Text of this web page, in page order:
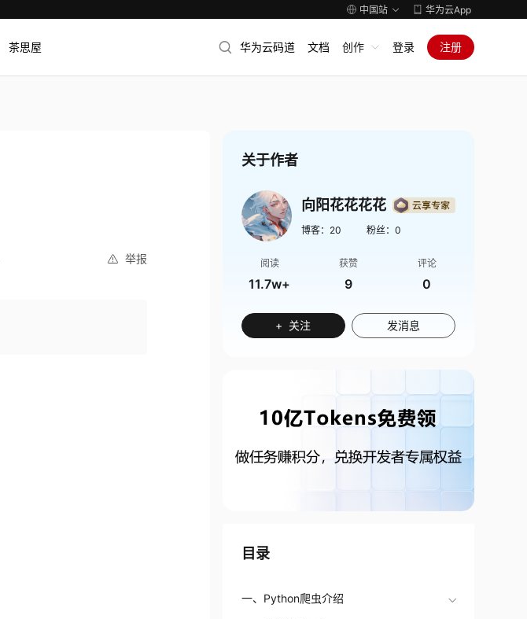
中国站 华为云App
茶思屋 华为云码道 文档 创作 登录 注册
举报
关于作者
向阳花花花花
博客： 20 粉丝： 0
阅读
11.7w+
获赞
9
评论
0
+ 关注 发消息
目录
一、Python爬虫介绍